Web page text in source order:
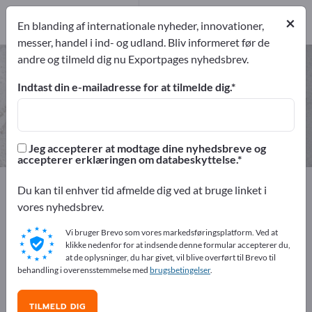
Minedrift – find producenter og
leverandører
20
20
Exportpages Råstoffer & materialer Minedrift
Annoncer gratis på Exportpages!
Behov – Tilbud – Brugte varer – Forretningskontakter >>
start her
Offentliggør din virksomhed og dine
×
En blanding af internationale nyheder, innovationer,
messer, handel i ind- og udland. Bliv informeret før de
andre og tilmeld dig nu Exportpages nyhedsbrev.
Indtast din e-mailadresse for at tilmelde dig.
Jeg accepterer at modtage dine nyhedsbreve og
accepterer erklæringen om databeskyttelse.
Du kan til enhver tid afmelde dig ved at bruge linket i
vores nyhedsbrev.
Vi bruger Brevo som vores markedsføringsplatform. Ved at
klikke nedenfor for at indsende denne formular accepterer du,
at de oplysninger, du har givet, vil blive overført til Brevo til
behandling i overensstemmelse med brugsbetingelser.
TILMELD DIG